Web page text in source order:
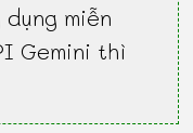
miễn
Gemini thì